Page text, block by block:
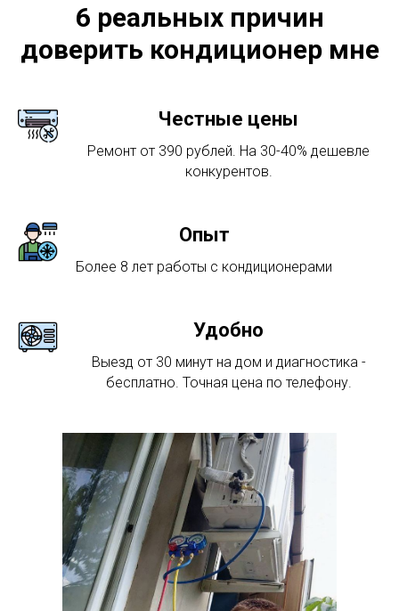
6 реальных причин
доверить кондиционер мне
Честные цены
Ремонт от 390 рублей. На 30-40% дешевле
конкурентов.
Опыт
Более 8 лет работы с кондиционерами
Удобно
Выезд от 30 минут на дом и диагностика -
бесплатно. Точная цена по телефону.